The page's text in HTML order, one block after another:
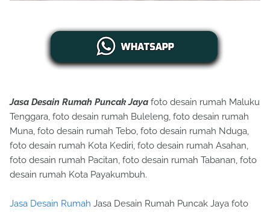
Jasa Desain Rumah Puncak Jaya foto desain rumah Maluku
Tenggara, foto desain rumah Buleleng, foto desain rumah
Muna, foto desain rumah Tebo, foto desain rumah Nduga,
foto desain rumah Kota Kediri, foto desain rumah Asahan,
foto desain rumah Pacitan, foto desain rumah Tabanan, foto
desain rumah Kota Payakumbuh.
Jasa Desain Rumah Jasa Desain Rumah Puncak Jaya foto